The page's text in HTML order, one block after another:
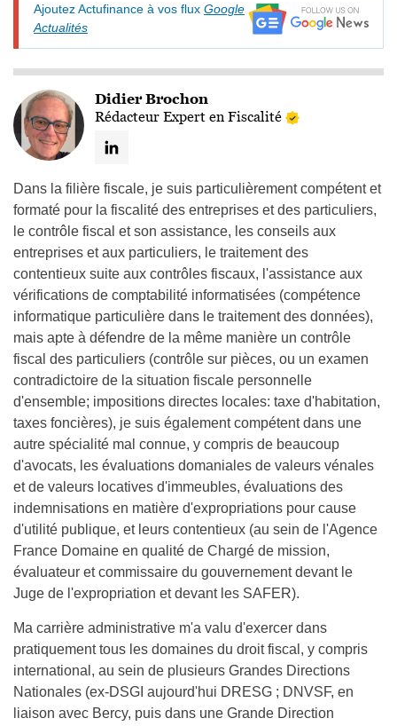
Ajoutez Actufinance à vos flux Google
Actualités
Didier Brochon
Rédacteur Expert en Fiscalité
Dans la filière fiscale, je suis particulièrement compétent et
formaté pour la fiscalité des entreprises et des particuliers,
le contrôle fiscal et son assistance, les conseils aux
entreprises et aux particuliers, le traitement des
contentieux suite aux contrôles fiscaux, l'assistance aux
vérifications de comptabilité informatisées (compétence
informatique particulière dans le traitement des données),
mais apte à défendre de la même manière un contrôle
fiscal des particuliers (contrôle sur pièces, ou un examen
contradictoire de la situation fiscale personnelle
d'ensemble; impositions directes locales: taxe d'habitation,
taxes foncières), je suis également compétent dans une
autre spécialité mal connue, y compris de beaucoup
d'avocats, les évaluations domaniales de valeurs vénales
et de valeurs locatives d'immeubles, évaluations des
indemnisations en matière d'expropriations pour cause
d'utilité publique, et leurs contentieux (au sein de l'Agence
France Domaine en qualité de Chargé de mission,
évaluateur et commissaire du gouvernement devant le
Juge de l'expropriation et devant les SAFER).
Ma carrière administrative m'a valu d'exercer dans
pratiquement tous les domaines du droit fiscal, y compris
international, au sein de plusieurs Grandes Directions
Nationales (ex-DSGI aujourd'hui DRESG ; DNVSF, en
liaison avec Bercy, puis dans une Grande Direction